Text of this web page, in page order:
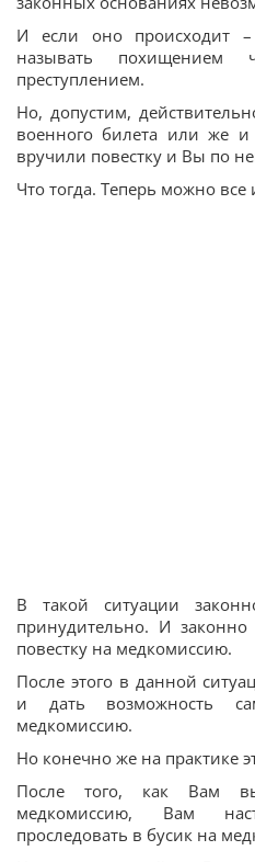
И если оно происходит
называть похищением
преступлением.
Но, допустим,
военного билета или же и
вручили повестку и Вы по
Что тогда. Теперь можно все
В такой ситуации
принудительно. И
повестку на медкомиссию.
После этого в данной
и дать возможность
медкомиссию.
Но конечно же на практике
После того, как Вам
медкомиссию, Вам
проследовать в бусик на